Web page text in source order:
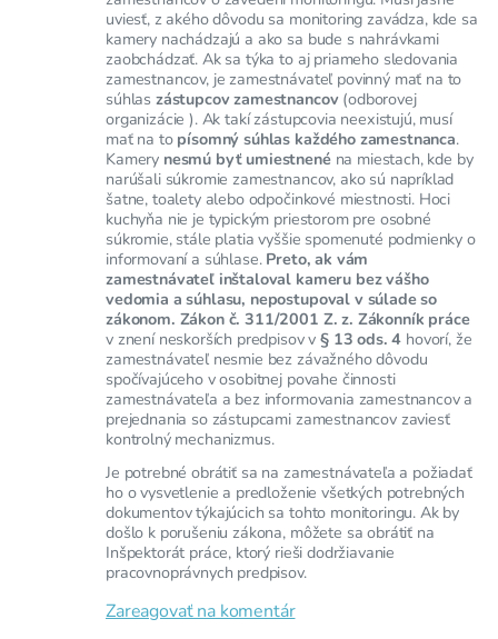
uviesť, z akého dôvodu sa monitoring zavádza, kde sa
kamery nachádzajú a ako sa bude s nahrávkami
zaobchádzať. Ak sa týka to aj priameho sledovania
zamestnancov, je zamestnávateľ povinný mať na to
súhlas zástupcov zamestnancov(odborovej
organizácie ). Ak takí zástupcovia neexistujú, musí
mať na to písomný súhlas každého zamestnanca.
Kamery nesmú byť umiestnenéna miestach, kde by
narúšali súkromie zamestnancov, ako sú napríklad
šatne, toalety alebo odpočinkové miestnosti. Hoci
kuchyňa nie je typickým priestorom pre osobné
súkromie, stále platia vyššie spomenuté podmienky o
informovaní a súhlase. Preto, ak vám
zamestnávateľ inštaloval kameru bez vášho
vedomia a súhlasu, nepostupoval v súlade so
zákonom. Zákon č. 311/2001 Z. z. Zákonník práce
v znení neskorších predpisov v§ 13 ods. 4 hovorí, že
zamestnávateľ nesmie bez závažného dôvodu
spočívajúceho v osobitnej povahe činnosti
zamestnávateľa a bez informovania zamestnancov a
prejednania so zástupcami zamestnancov zaviesť
kontrolný mechanizmus.
Je potrebné obrátiť sa na zamestnávateľa a požiadať
ho o vysvetlenie a predloženie všetkých potrebných
dokumentov týkajúcich sa tohto monitoringu. Ak by
došlo k porušeniu zákona, môžete sa obrátiť na
Inšpektorát práce, ktorý rieši dodržiavanie
pracovnoprávnych predpisov.
Zareagovať na komentár